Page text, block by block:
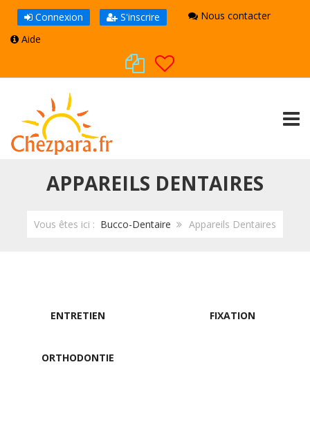
Connexion S'inscrire
Nous contacter
Aide
APPAREILS DENTAIRES
Vous êtes ici : Bucco-Dentaire Appareils Dentaires
ENTRETIEN FIXATION
ORTHODONTIE